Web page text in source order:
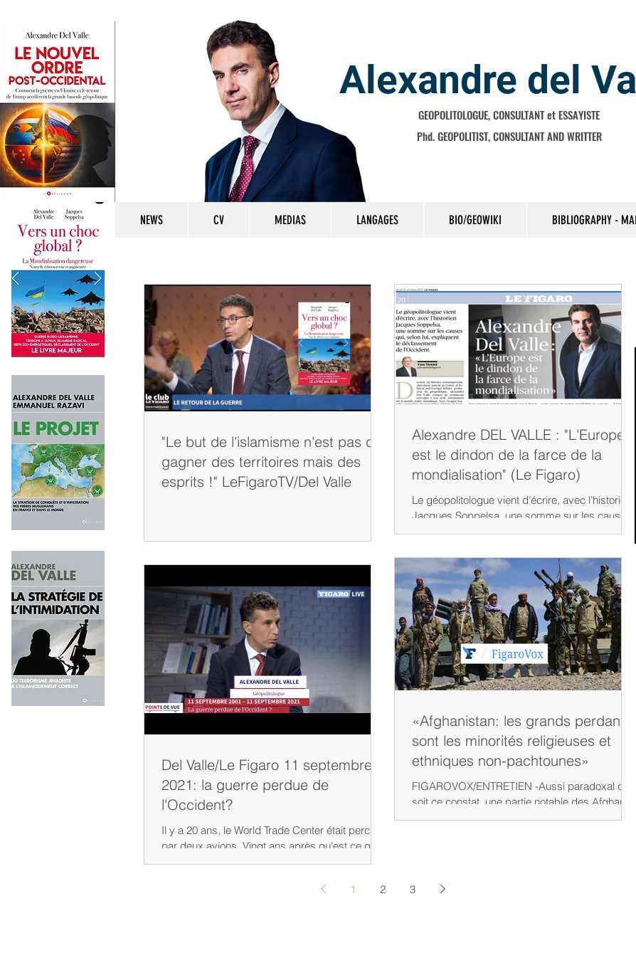
Alexandre del
GEOPOLITOLOGUE, CONSULTANT et ESSAYISTE
Phd. GEOPOLITIST, CONSULTANT AND WRITTER
NEWS CV MEDIAS LANGAGES BIO/GEOWIKI BIBLIOGRAPHY -
"Le but de l'islamisme n'est pas de
gagner des territoires mais des
esprits !" LeFigaroTV/Del Valle
Alexandre DEL VALLE : "L'Europe
est le dindon de la farce de la
mondialisation" (Le Figaro)
Le géopolitologue vient d’écrire, avec l’historien
Jacques Soppelsa, une somme sur les causes,
qui, selon lui, expliquent le déclassement...
Del Valle/Le Figaro 11 septembre
2021: la guerre perdue de
l'Occident?
Il y a 20 ans, le World Trade Center était percuté
par deux avions. Vingt ans après qu'est ce qui a
changé ? L'Occident a-t-il perdu la...
«Afghanistan: les grands perdants
sont les minorités religieuses et
ethniques non-pachtounes»
FIGAROVOX/ENTRETIEN -Aussi paradoxal que
soit ce constat, une partie notable des Afghans
s'accommode des talibans, voire les soutient,...
1 2 3